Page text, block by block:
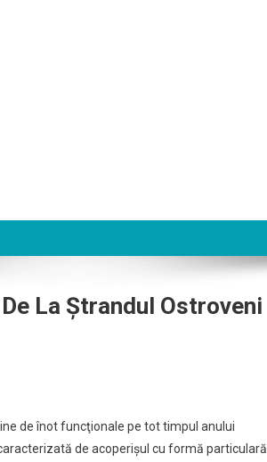
La Ştrandul Ostroveni
de înot funcţionale pe tot timpul anului
de acoperişul cu formă particulară